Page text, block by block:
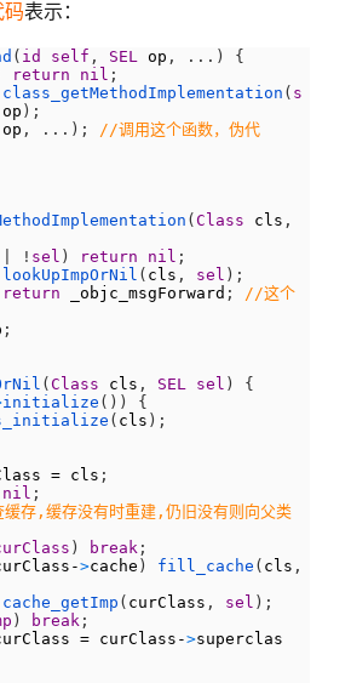
表示：
( id self , SEL op , . . . )
{
return nil ;
class_getMethodImplementation ( s
op ) ;
op , . . . ) ;
//调用这个函数，伪代
( Class cls ,
! sel ) return nil ;
lookUpImpOrNil ( cls , sel ) ;
return _objc_msgForward ;
//这个
;
( Class cls , SEL sel )
{
initialize ( ) )
{
( cls ) ;
= cls ;
nil ;
存,缓存没有时重建,仍旧没有则向父类
) break;
->cache ) fill_cache ( cls ,
cache_getImp ( curClass , sel ) ;
) break;
= curClass ->superclas